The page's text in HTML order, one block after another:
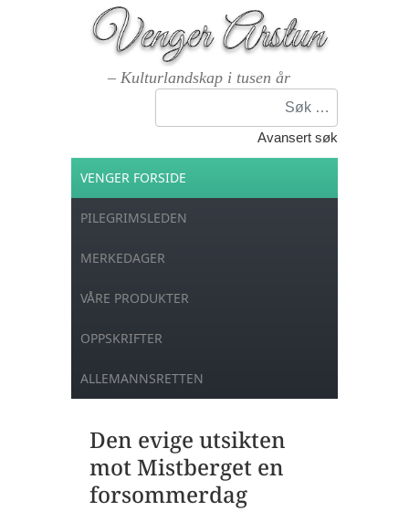
– Kulturlandskap i tusen år
Avansert søk
VENGER FORSIDE
PILEGRIMSLEDEN
MERKEDAGER
VÅRE PRODUKTER
OPPSKRIFTER
ALLEMANNSRETTEN
Den evige utsikten
mot Mistberget en
forsommerdag